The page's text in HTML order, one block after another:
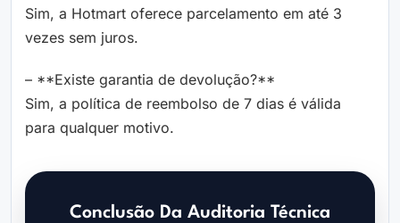
Sim, a Hotmart oferece parcelamento em até 3
vezes sem juros.
– **Existe garantia de devolução?**
Sim, a política de reembolso de 7 dias é válida
para qualquer motivo.
Conclusão Da Auditoria Técnica